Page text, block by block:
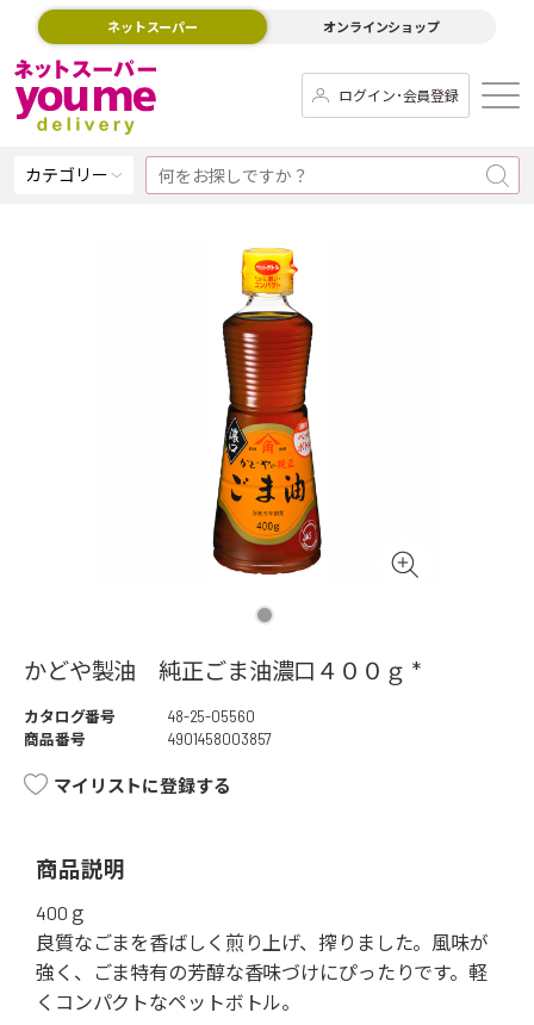
ネットスーパー オンラインショップ
ログイン･会員登録
カテゴリー
かどや製油 純正ごま油濃口４００ｇ *
カタログ番号
48-25-05560
商品番号
4901458003857
マイリストに登録する
商品説明
400ｇ
良質なごまを香ばしく煎り上げ、搾りました。風味が
強く、ごま特有の芳醇な香味づけにぴったりです。軽
くコンパクトなペットボトル。